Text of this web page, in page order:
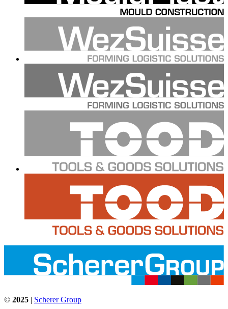
© 2025 | Scherer Group